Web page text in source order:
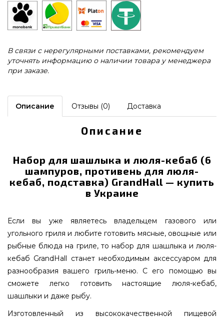
В связи с нерегулярными поставками, рекомендуем
уточнять информацию о наличии товара у менеджера
при заказе.
Описание Отзывы (0) Доставка
Описание
Набор для шашлыка и люля-кебаб (6
шампуров, противень для люля-
кебаб, подставка) GrandHall — купить
в Украине
Если вы уже являетесь владельцем газового или
угольного гриля и любите готовить мясные, овощные или
рыбные блюда на гриле, то набор для шашлыка и люля-
кебаб GrandHall станет необходимым аксессуаром для
разнообразия вашего гриль-меню. С его помощью вы
сможете легко готовить настоящие люля-кебаб,
шашлыки и даже рыбу.
Изготовленный из высококачественной пищевой